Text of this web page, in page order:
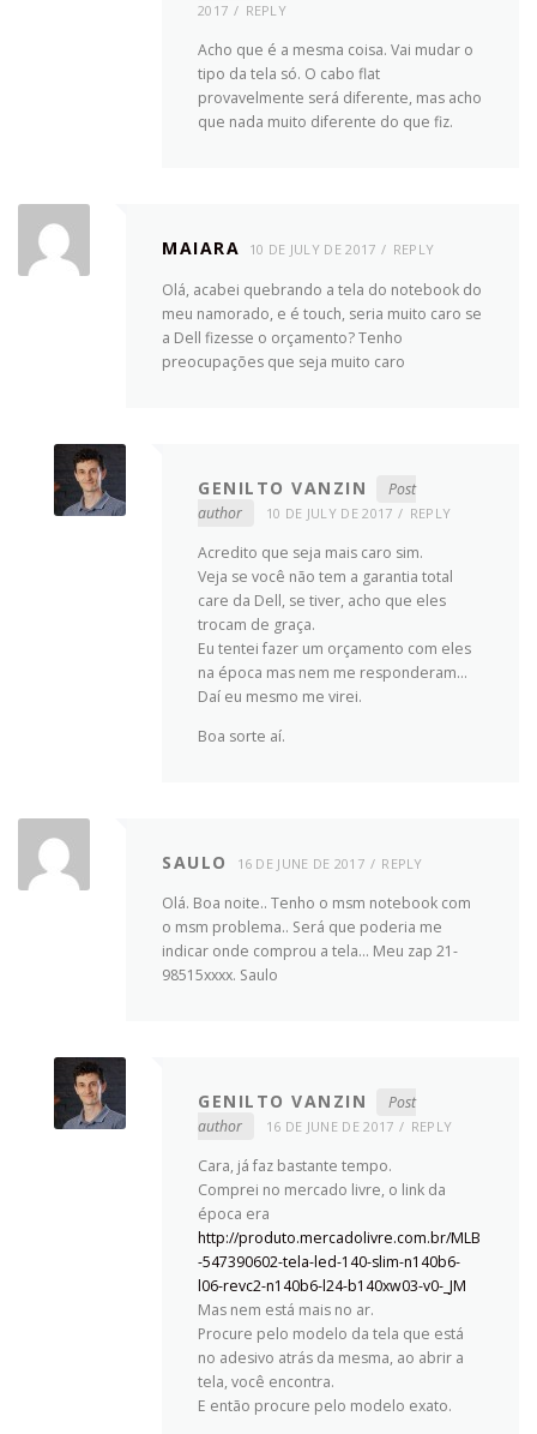
2017
REPLY
Acho que é a mesma coisa. Vai mudar o
tipo da tela só. O cabo flat
provavelmente será diferente, mas acho
que nada muito diferente do que fiz.
MAIARA 10 DE JULY DE 2017 REPLY
Olá, acabei quebrando a tela do notebook do
meu namorado, e é touch, seria muito caro se
a Dell fizesse o orçamento? Tenho
preocupações que seja muito caro
GENILTO VANZIN
Post
author
10 DE JULY DE 2017 REPLY
Acredito que seja mais caro sim.
Veja se você não tem a garantia total
care da Dell, se tiver, acho que eles
trocam de graça.
Eu tentei fazer um orçamento com eles
na época mas nem me responderam…
Daí eu mesmo me virei.
Boa sorte aí.
SAULO 16 DE JUNE DE 2017 REPLY
Olá. Boa noite.. Tenho o msm notebook com
o msm problema.. Será que poderia me
indicar onde comprou a tela… Meu zap 21-
98515xxxx. Saulo
GENILTO VANZIN
Post
author
16 DE JUNE DE 2017 REPLY
Cara, já faz bastante tempo.
Comprei no mercado livre, o link da
época era
http://produto.mercadolivre.com.br/MLB
-547390602-tela-led-140-slim-n140b6-
l06-revc2-n140b6-l24-b140xw03-v0-_JM
Mas nem está mais no ar.
Procure pelo modelo da tela que está
no adesivo atrás da mesma, ao abrir a
tela, você encontra.
E então procure pelo modelo exato.